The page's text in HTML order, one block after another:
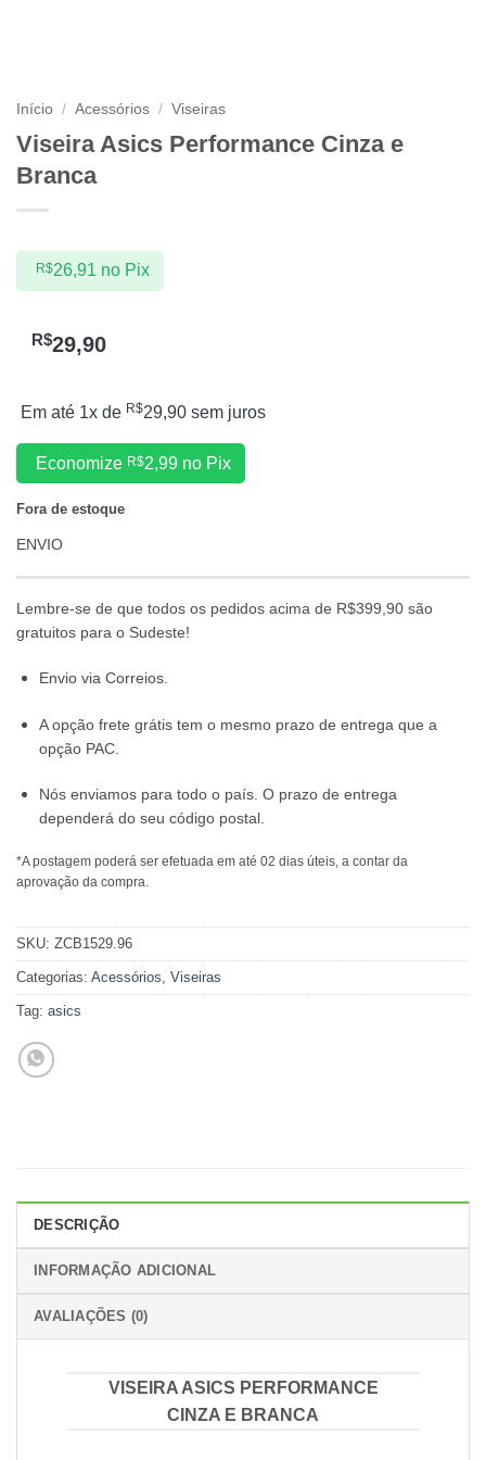
Início / Acessórios / Viseiras
Viseira Asics Performance Cinza e
Branca
R$29,90
Em até 1x de R$29,90 sem juros
R$26,91 no Pix
Economize R$2,99no Pix
Fora de estoque
ENVIO
Lembre-se de que todos os pedidos acima de R$399,90 são
gratuitos para o Sudeste!
Envio via Correios.
A opção frete grátis tem o mesmo prazo de entrega que a
opção PAC.
Nós enviamos para todo o país. O prazo de entrega
dependerá do seu código postal.
*A postagem poderá ser efetuada em até 02 dias úteis, a contar da
aprovação da compra.
SKU: ZCB1529.96
Categorias: Acessórios, Viseiras
Tag: asics
DESCRIÇÃO
INFORMAÇÃO ADICIONAL
AVALIAÇÕES (0)
VISEIRA ASICS PERFORMANCE
CINZA E BRANCA